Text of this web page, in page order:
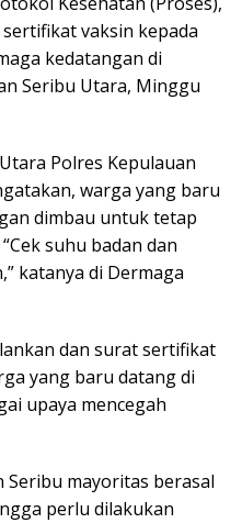
vaksin kepada
kedatangan di
Seribu Utara, Minggu
Polres Kepulauan
warga yang baru
dimbau untuk tetap
suhu badan dan
katanya di Dermaga
dan surat sertifikat
yang baru datang di
upaya mencegah
Seribu mayoritas berasal
perlu dilakukan